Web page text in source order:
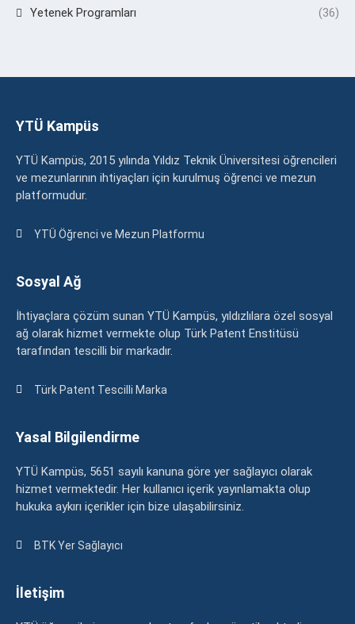
Yetenek Programları (36)
YTÜ Kampüs
YTÜ Kampüs, 2015 yılında Yıldız Teknik Üniversitesi öğrencileri
ve mezunlarının ihtiyaçları için kurulmuş öğrenci ve mezun
platformudur.
YTÜ Öğrenci ve Mezun Platformu
Sosyal Ağ
İhtiyaçlara çözüm sunan YTÜ Kampüs, yıldızlılara özel sosyal
ağ olarak hizmet vermekte olup Türk Patent Enstitüsü
tarafından tescilli bir markadır.
Türk Patent Tescilli Marka
Yasal Bilgilendirme
YTÜ Kampüs, 5651 sayılı kanuna göre yer sağlayıcı olarak
hizmet vermektedir. Her kullanıcı içerik yayınlamakta olup
hukuka aykırı içerikler için bize ulaşabilirsiniz.
BTK Yer Sağlayıcı
İletişim